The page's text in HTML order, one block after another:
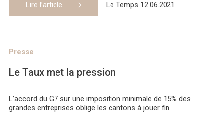
Lire l’article Le Temps 12.06.2021
Presse
Le Taux met la pression
L’accord du G7 sur une imposition minimale de 15% des
grandes entreprises oblige les cantons à jouer fin.